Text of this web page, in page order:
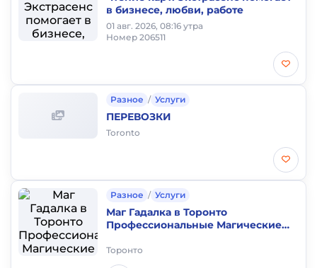
в бизнесе, любви, работе
01 авг. 2026, 08:16 утра
Номер 206511
Разное / Услуги
ПЕРЕВОЗКИ
Toronto
Разное / Услуги
Маг Гадалка в Торонто
Профессиональные Магические
Торонто